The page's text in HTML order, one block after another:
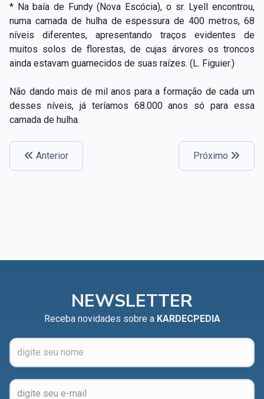
* Na baía de Fundy (Nova Escócia), o sr. Lyell encontrou,
numa camada de hulha de espessura de 400 metros, 68
níveis diferentes, apresentando traços evidentes de
muitos solos de florestas, de cujas árvores os troncos
ainda estavam guarnecidos de suas raízes. (L. Figuier.)
Não dando mais de mil anos para a formação de cada um
desses níveis, já teríamos 68.000 anos só para essa
camada de hulha.
Anterior Próximo
NEWSLETTER
Receba novidades sobre a KARDECPEDIA